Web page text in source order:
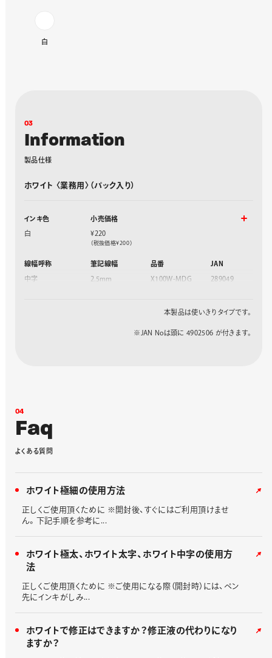
白
03
Information
製品仕様
ホワイト 〈業務用〉（パック入り）
インキ色
白
小売価格
¥220
（税抜価格¥200）
線幅呼称 筆記線幅 品番 JAN
中字 2.5mm X100W-MDG
289049
本製品は使いきりタイプです。
※JAN Noは頭に 4902506 が付きます。
04
Faq
よく ある質 問
ホワイト極細の使用方法
正しくご使用頂くために ※開封後、すぐにはご利用頂けませ
ん。下記手順を参考に...
ホワイト極太、ホワイト太字、ホワイト中字の使用方
法
正しくご使用頂くために ※ご使用になる際（開封時）には、ペン
先にインキがしみ...
ホワイトで修正はできますか？修正液の代わりになり
ますか？